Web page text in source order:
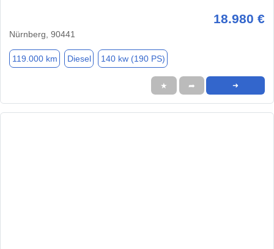
18.980 €
Nürnberg, 90441
119.000 km Diesel 140 kw (190 PS)
★ ➦ ➜